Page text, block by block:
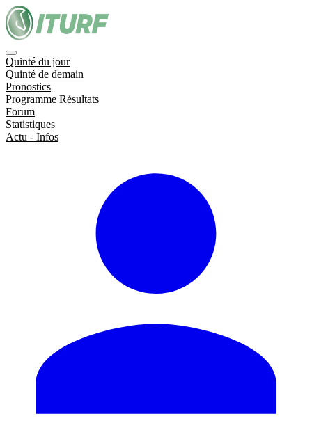
Quinté du jour
Quinté de demain
Pronostics
Programme Résultats
Forum
Statistiques
Actu - Infos